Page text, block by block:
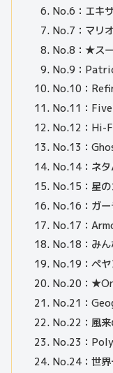
No.6：エキ
No.7：マリ
No.8：★ス
No.9：
No.10：
No.11：
No.12：Hi-
No.13：
No.14：ネタ
No.15：星の
No.16：ガー
No.17：
No.18：みん
No.19：ペ
No.20：
No.21：
No.22：風
No.23：
No.24：世界